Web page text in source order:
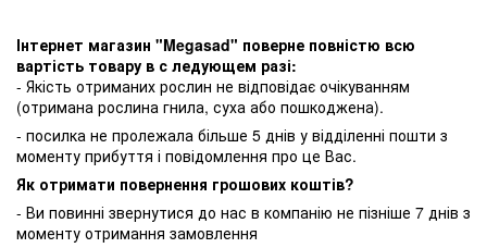
Інтернет магазин "Megasad" поверне повністю всю
вартість товару в с ледующем разі:
- Якість отриманих рослин не відповідає очікуванням
(отримана рослина гнила, суха або пошкоджена).
- посилка не пролежала більше 5 днів у відділенні пошти з
моменту прибуття і повідомлення про це Вас.
Як отримати повернення грошових коштів?
- Ви повинні звернутися до нас в компанію не пізніше 7 днів з
моменту отримання замовлення